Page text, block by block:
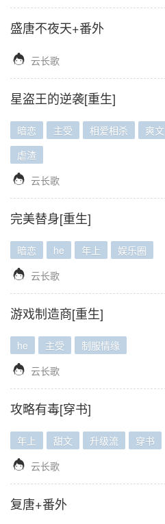
盛唐不夜天+番外
 云长歌
星盗王的逆袭[重生]
暗恋 主受 相爱相杀 爽文
虐渣
 云长歌
完美替身[重生]
暗恋 he 年上 娱乐圈
 云长歌
游戏制造商[重生]
he 主受 制服情缘
 云长歌
攻略有毒[穿书]
年上 甜文 升级流 穿书
 云长歌
复唐+番外